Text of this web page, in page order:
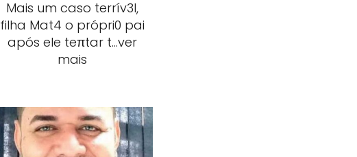
Mais um caso terrív3l,
filha Mat4 o própri0 pai
após ele teπtar t…ver
mais